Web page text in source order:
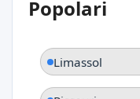
Popolari
Limassol